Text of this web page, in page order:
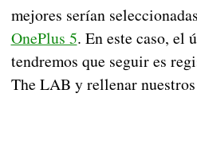
mejores serían
OnePlus 5. En este caso, el
tendremos que seguir es
The LAB y rellenar